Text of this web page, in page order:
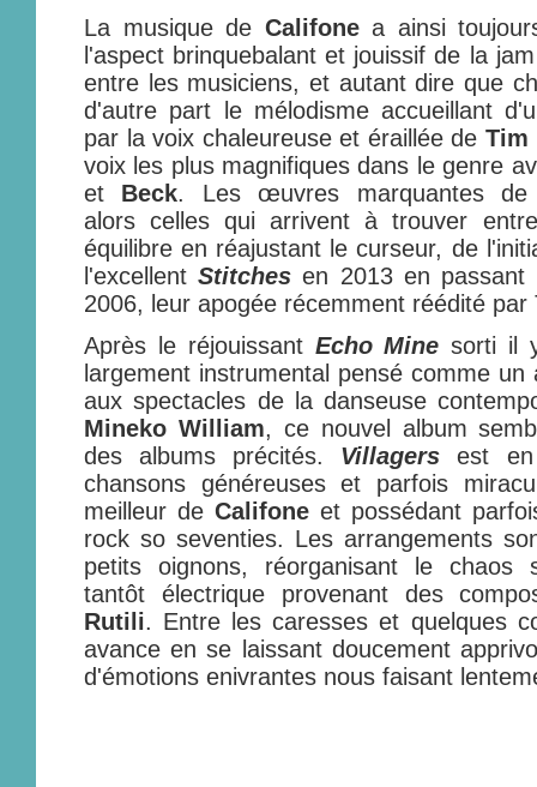
La musique de Califonea ainsi
l'aspect brinquebalant et jouissif de la
entre les musiciens, et autant dire que
d'autre part le mélodisme accueillant
par la voix chaleureuse et éraillée de Tim
voix les plus magnifiques dans le genre
et Beck. Les œuvres marquantes
alors celles qui arrivent à trouver
équilibre en réajustant le curseur, de
l'excellentStitches en 2013 en
2006, leur apogée récemment réédité
Après le réjouissant Echo Mine sorti il
largement instrumental pensé comme
aux spectacles de la danseuse
Mineko William, ce nouvel album
des albums précités. Villagers est en
chansons généreuses et parfois
meilleur de Califone et possédant
rock so seventies. Les arrangements
petits oignons, réorganisant le chaos
tantôt électrique provenant des
Rutili. Entre les caresses et quelques
avance en se laissant doucement
d'émotions enivrantes nous faisant